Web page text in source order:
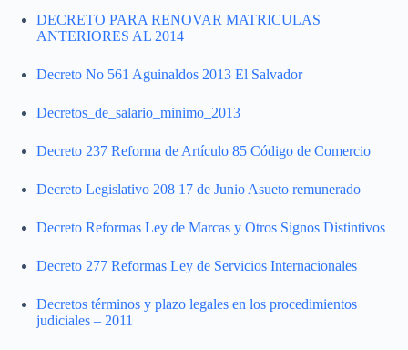
DECRETO PARA RENOVAR MATRICULAS
ANTERIORES AL 2014
Decreto No 561 Aguinaldos 2013 El Salvador
Decretos_de_salario_minimo_2013
Decreto 237 Reforma de Artículo 85 Código de Comercio
Decreto Legislativo 208 17 de Junio Asueto remunerado
Decreto Reformas Ley de Marcas y Otros Signos Distintivos
Decreto 277 Reformas Ley de Servicios Internacionales
Decretos términos y plazo legales en los procedimientos
judiciales – 2011